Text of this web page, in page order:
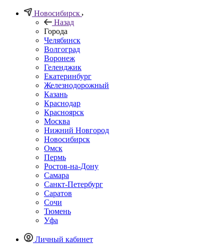
Новосибирск
Назад
Города
Челябинск
Волгоград
Воронеж
Геленджик
Екатеринбург
Железнодорожный
Казань
Краснодар
Красноярск
Москва
Нижний Новгород
Новосибирск
Омск
Пермь
Ростов-на-Дону
Самара
Санкт-Петербург
Саратов
Сочи
Тюмень
Уфа
Личный кабинет